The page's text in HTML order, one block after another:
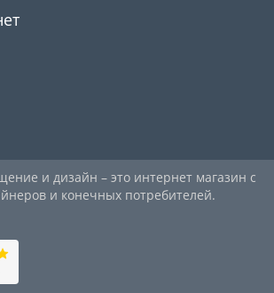
и дизайн – это интернет магазин с
и конечных потребителей.